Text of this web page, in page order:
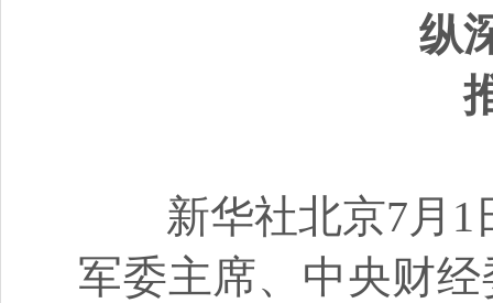
纵
推
新华社北京7月1
军委主席、中央财